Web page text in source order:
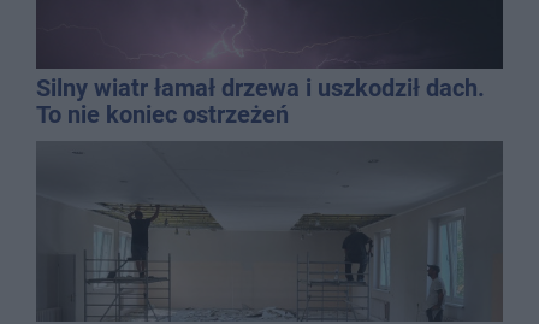
Silny wiatr łamał drzewa i uszkodził dach.
To nie koniec ostrzeżeń